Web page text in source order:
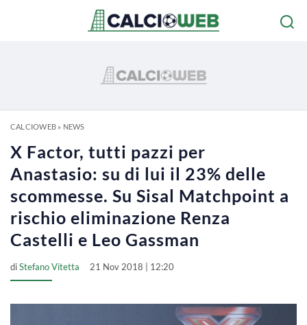
CALCIOWEB» NEWS
X Factor, tutti pazzi per
Anastasio: su di lui il 23% delle
scommesse. Su Sisal Matchpoint a
rischio eliminazione Renza
Castelli e Leo Gassman
diStefano Vitetta 21 Nov 2018 | 12:20